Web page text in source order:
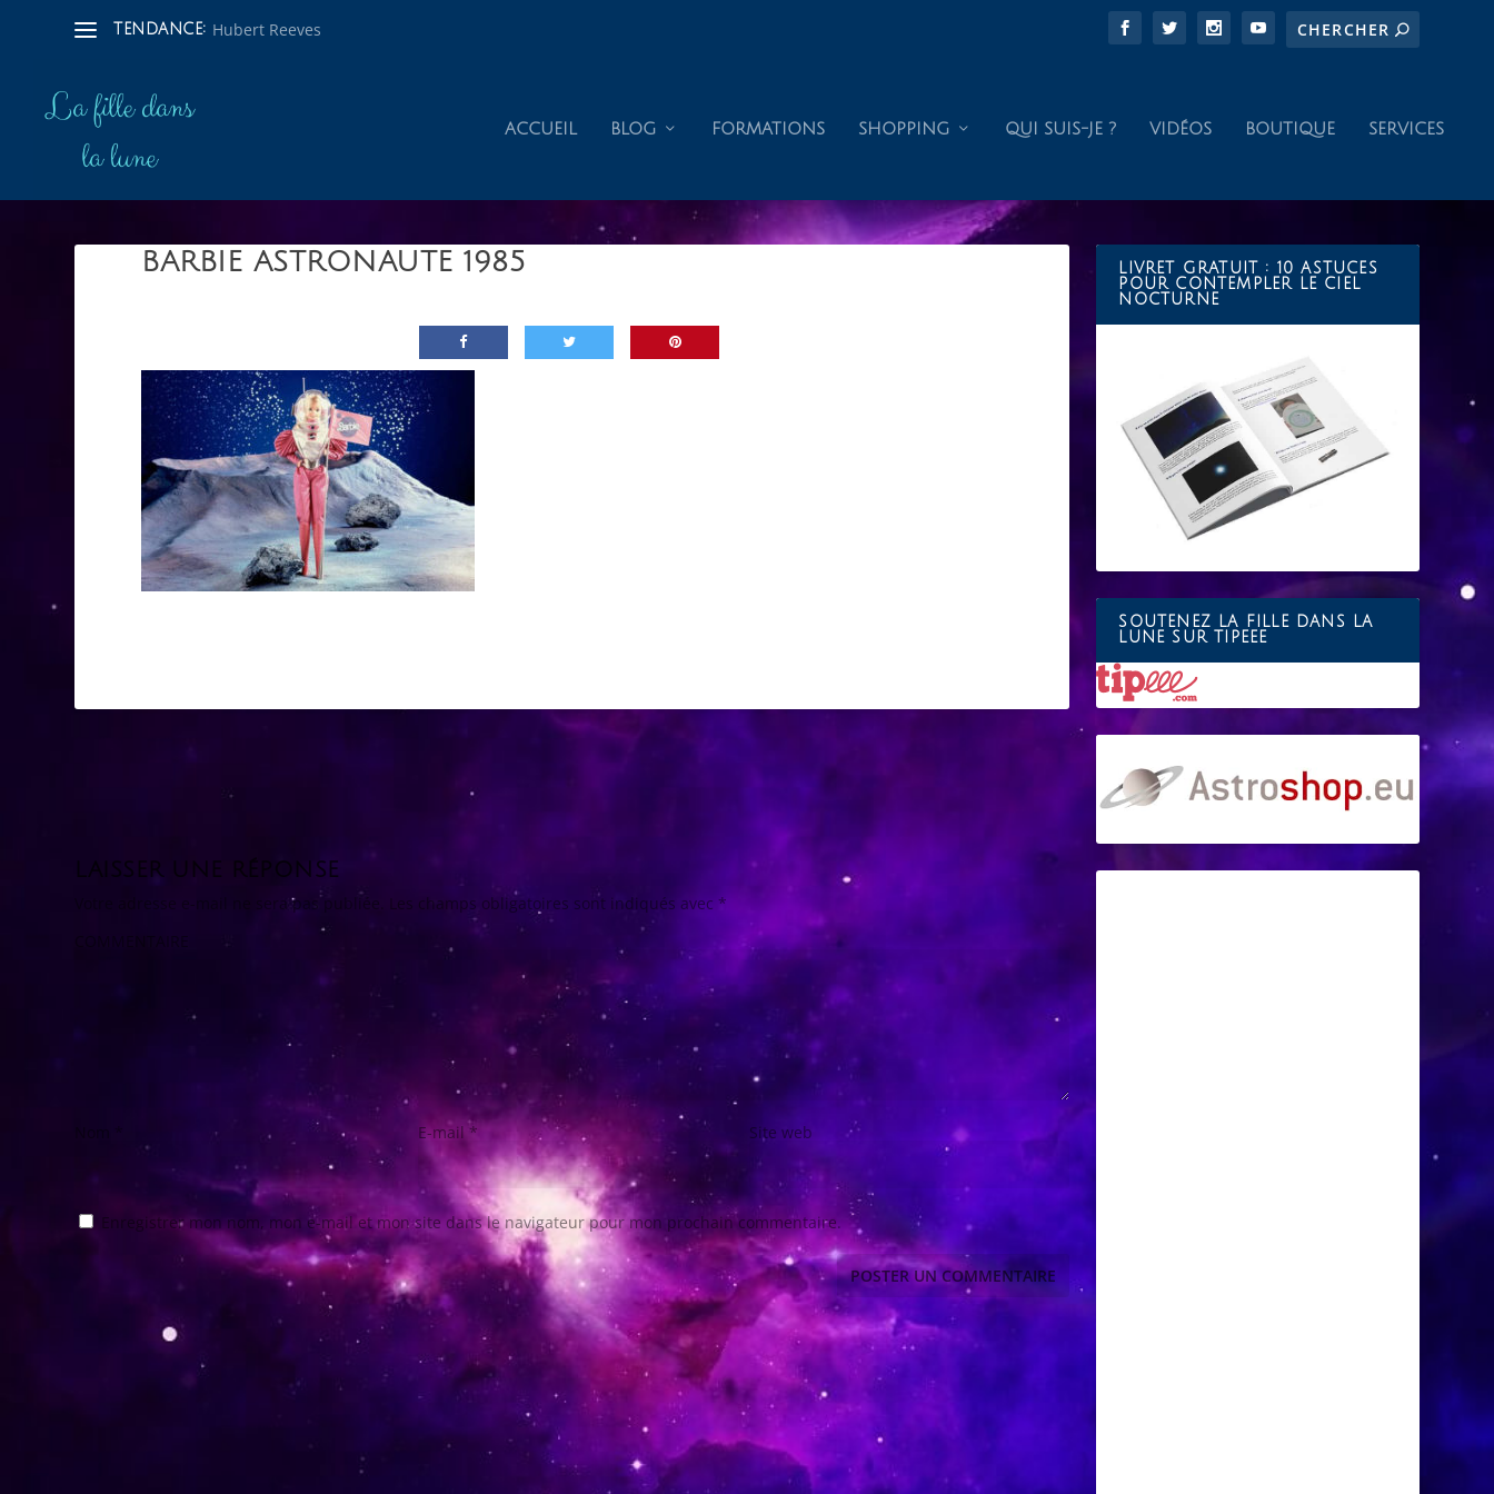
TENDANCE: Hubert Reeves
ACCUEIL BLOG FORMATIONS SHOPPING QUI SUIS-JE ? VIDÉOS BOUTIQUE SERVICES
BARBIE ASTRONAUTE 1985
LAISSER UNE RÉPONSE
Votre adresse e-mail ne sera pas publiée. Les champs obligatoires sont indiqués avec*
E-mail * Site web
Enregistrer mon nom, mon e-mail et mon site dans le navigateur pour mon prochain commentaire.
LIVRET GRATUIT : 10 ASTUCES
POUR CONTEMPLER LE CIEL
NOCTURNE
SOUTENEZ LA FILLE DANS LA
LUNE SUR TIPEEE